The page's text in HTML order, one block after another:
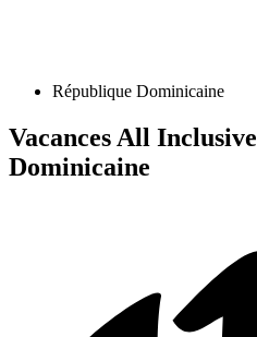
République Dominicaine
Vacances All
Dominicaine